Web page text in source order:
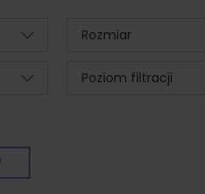
Rozmiar
Poziom filtracji